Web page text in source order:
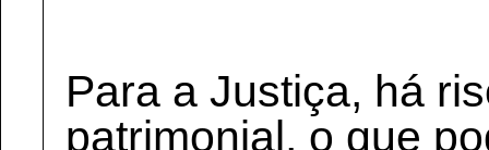
Para a Justiça, há
patrimonial, o que